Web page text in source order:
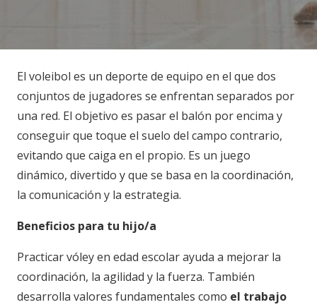
El voleibol es un deporte de equipo en el que dos
conjuntos de jugadores se enfrentan separados por
una red. El objetivo es pasar el balón por encima y
conseguir que toque el suelo del campo contrario,
evitando que caiga en el propio. Es un juego
dinámico, divertido y que se basa en la coordinación,
la comunicación y la estrategia.
Beneficios para tu hijo/a
Practicar vóley en edad escolar ayuda a mejorar la
coordinación, la agilidad y la fuerza. También
desarrolla valores fundamentales como el trabajo